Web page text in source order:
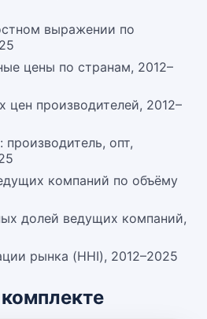
выражении по
цены по странам, 2012–
цен производителей, 2012–
опт,
компаний по объёму
долей ведущих компаний,
рынка (HHI), 2012–2025